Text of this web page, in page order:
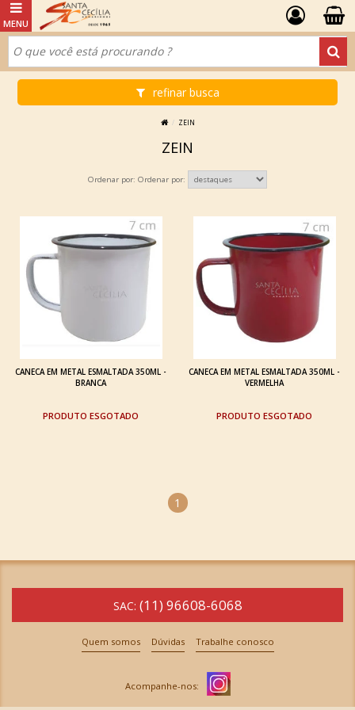
refinar busca
ZEIN
ZEIN
Ordenar por:
CANECA EM METAL ESMALTADA 350ML -
BRANCA
ESGOTADO
CANECA EM METAL ESMALTADA 350ML -
VERMELHA
ESGOTADO
1
SAC: (11) 96608-6068
Quem somos Dúvidas Trabalhe conosco